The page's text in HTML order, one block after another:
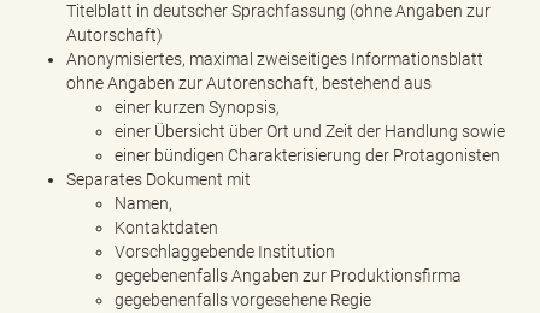
Titelblatt in deutscher Sprachfassung (ohne Angaben zur
Autorschaft)
Anonymisiertes, maximal zweiseitiges Informationsblatt
ohne Angaben zur Autorenschaft, bestehend aus
einer kurzen Synopsis,
einer Übersicht über Ort und Zeit der Handlung sowie
einer bündigen Charakterisierung der Protagonisten
Separates Dokument mit
Namen,
Kontaktdaten
Vorschlaggebende Institution
gegebenenfalls Angaben zur Produktionsfirma
gegebenenfalls vorgesehene Regie